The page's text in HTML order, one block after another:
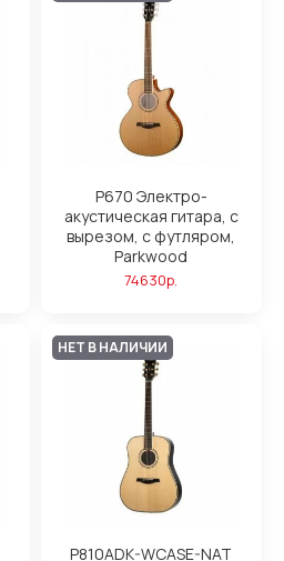
P670 Электро-
акустическая гитара, с
вырезом, с футляром,
Parkwood
74630р.
НЕТ В НАЛИЧИИ
P810ADK-WCASE-NAT